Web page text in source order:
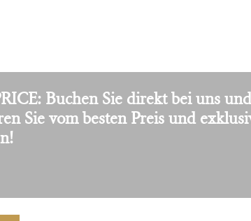
Buchen Sie direkt bei uns und
Sie vom besten Preis und